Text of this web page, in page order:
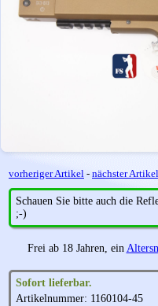
vorheriger Artikel - nächster Artikel
Schauen Sie bitte auch die
;-)
Frei ab 18 Jahren, ein
Sofort lieferbar.
Artikelnummer: 1160104-45